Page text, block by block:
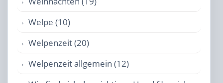
Welpe (10)
Welpenzeit (20)
Welpenzeit allgemein (12)